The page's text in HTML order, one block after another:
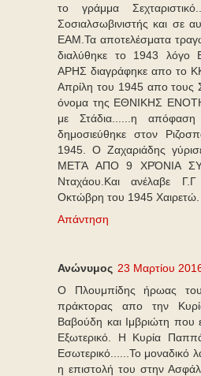
το γράμμα
Σοσιαλσωβινιστής και σε
ΕΑΜ.Τα αποτελέσματα
διαλύθηκε το 1943 λόγο
ΑΡΗΣ διαγράφηκε απο το
Απρίλη του 1945 απο
όνομα της ΕΘΝΙΚΗΣ
με Στάδια......η απόφαση
δημοσιεύθηκε στον
1945. Ο Ζαχαριάδης
ΜΕΤΆ ΑΠΟ 9 ΧΡΌΝΙΑ
Νταχάου.Και ανέλαβε
Οκτώβρη του 1945 Χαιρετώ.
Απάντηση
Ανώνυμος 23 Μαρτίου
Ο Πλουμπίδης ήρωας
πράκτορας απο την
Βαβούδη και Ιμβριώτη που
Εξωτερικό. Η Κυρία
Εσωτερικό......Το μοναδικό
η επιστολή του στην